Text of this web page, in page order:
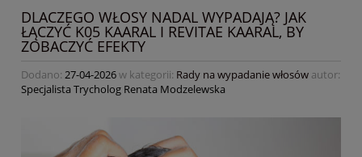
DLACZEGO WŁOSY NADAL WYPADAJĄ? JAK
ŁĄCZYĆ K05 KAARAL I REVITAE KAARAL, BY
ZOBACZYĆ EFEKTY
Dodano: 27-04-2026w kategorii: Rady na wypadanie włosów autor:
Specjalista Trycholog Renata Modzelewska